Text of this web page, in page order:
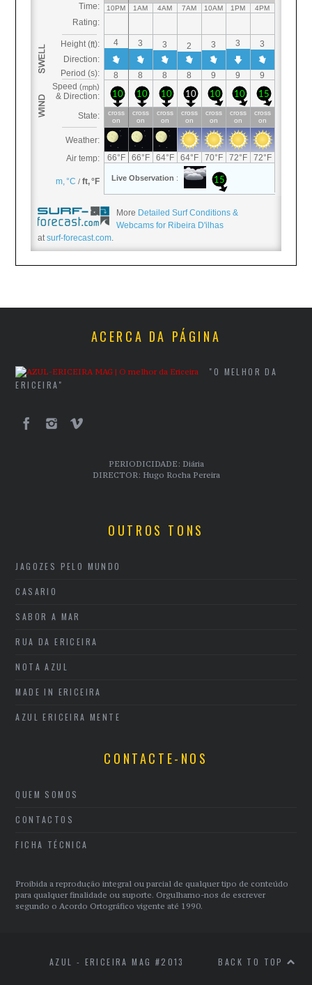
More Detailed Surf Conditions &
Webcams for Ribeira D'ilhas
atsurf-forecast.com.
ACERCA DA PÁGINA
"O MELHOR DA
ERICEIRA"
PERIODICIDADE: Diária
DIRECTOR: Hugo Rocha Pereira
OUTROS TONS
JAGOZES PELO MUNDO
CASARIO
SABOR A MAR
RUA DA ERICEIRA
NOTA AZUL
MADE IN ERICEIRA
AZUL ERICEIRA MENTE
CONTACTE-NOS
QUEM SOMOS
CONTACTOS
FICHA TÉCNICA
Proibida a reprodução integral ou parcial de qualquer tipo de conteúdo
para qualquer finalidade ou suporte. Orgulhamo-nos de escrever
segundo o Acordo Ortográfico vigente até 1990.
AZUL - ERICEIRA MAG #2013 BACK TO TOP